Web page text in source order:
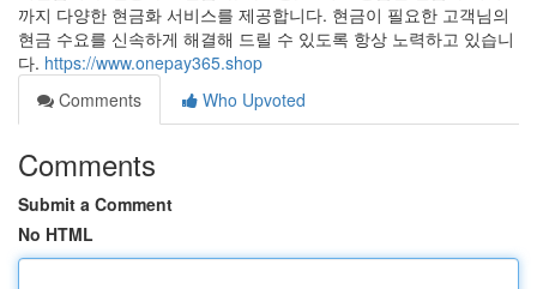
까지 다양한 현금화 서비스를 제공합니다. 현금이 필요한 고객님의
현금 수요를 신속하게 해결해 드릴 수 있도록 항상 노력하고 있습니
다. https://www.onepay365.shop
Comments
Who Upvoted
Comments
Submit a Comment
No HTML